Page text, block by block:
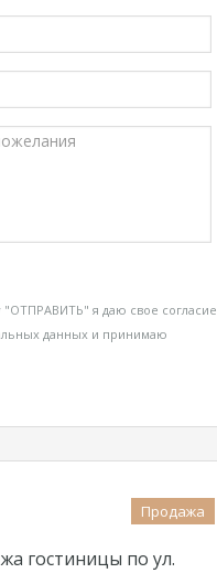
"ОТПРАВИТЬ" я даю свое согласие
данных и принимаю
Продажа
гостиницы по ул.